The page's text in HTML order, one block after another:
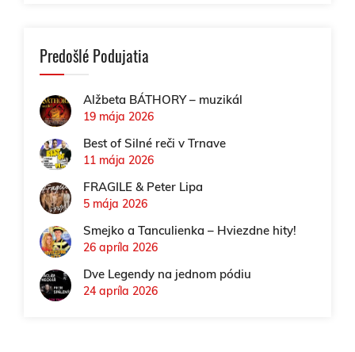
Predošlé Podujatia
Alžbeta BÁTHORY – muzikál
19 mája 2026
Best of Silné reči v Trnave
11 mája 2026
FRAGILE & Peter Lipa
5 mája 2026
Smejko a Tanculienka – Hviezdne hity!
26 apríla 2026
Dve Legendy na jednom pódiu
24 apríla 2026